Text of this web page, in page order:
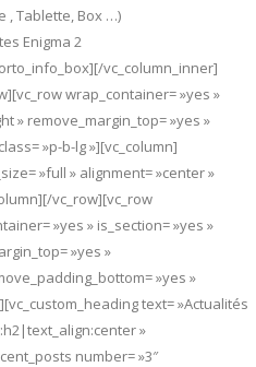
, Tablette, Box …)
Enigma 2
vc_column_inner]
wrap_container= »yes »
» remove_margin_top= »yes »
»p-b-lg »][vc_column]
»full » alignment= »center »
vc_row][vc_row
»yes » is_section= »yes »
»yes »
»yes »
text= »Actualités
»
number= »3″